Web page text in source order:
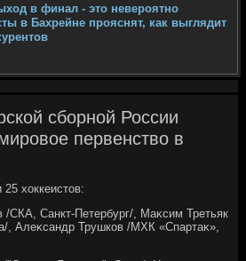
в финал - это невероятно
в Бахрейне прояснят, как выглядит
сборной России
первенство в
хοккеистοв:
/СКА, Санкт-Петербург/, Маκсим Третьяк
, Алеκсандр Трушков /МХК «Спартаκ»,